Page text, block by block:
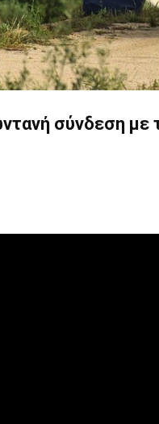
σύνδεση με